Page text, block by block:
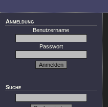
Anmeldung
Benutzername
Passwort
Suche